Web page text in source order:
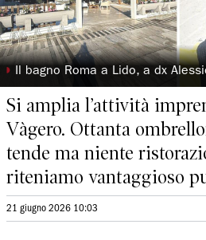
◗ Il bagno Roma a Lido, a dx
Si amplia l’attività
Vàgero. Ottanta
tende ma niente
riteniamo vantaggioso
21 giugno 2026 10:03